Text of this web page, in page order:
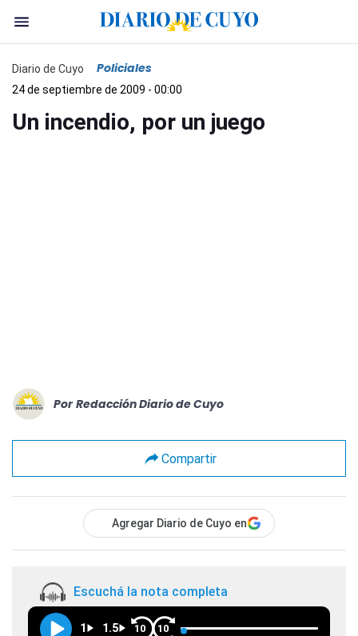
Diario de Cuyo Policiales
24 de septiembre de 2009 - 00:00
Un incendio, por un juego
Por Redacción Diario de Cuyo
Compartir
Agregar Diario de Cuyo en
Escuchá la nota completa
1 1.5 10 10